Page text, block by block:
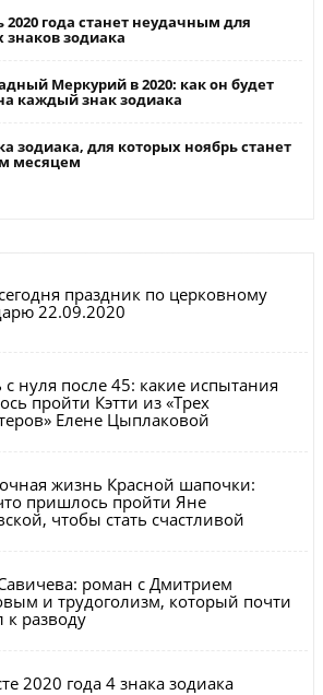
2020 года станет неудачным для
знаков зодиака
Меркурий в 2020: как он будет
каждый знак зодиака
зодиака, для которых ноябрь станет
месяцем
праздник по церковному
22.09.2020
с нуля после 45: какие испытания
пройти Кэтти из «Трех
Елене Цыплаковой
жизнь Красной шапочки:
пришлось пройти Яне
чтобы стать счастливой
роман с Дмитрием
и трудоголизм, который почти
к разводу
2020 года 4 знака зодиака